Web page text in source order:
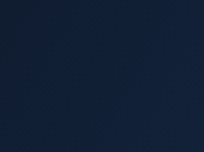
テム（
キュリティソリューションの提供が可能とな